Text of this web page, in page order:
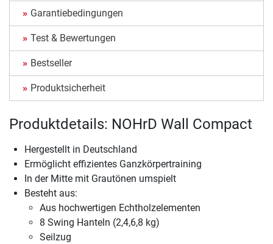
Garantiebedingungen
Test & Bewertungen
Bestseller
Produktsicherheit
Produktdetails: NOHrD Wall Compact
Hergestellt in Deutschland
Ermöglicht effizientes Ganzkörpertraining
In der Mitte mit Grautönen umspielt
Besteht aus:
Aus hochwertigen Echtholzelementen
8 Swing Hanteln (2,4,6,8 kg)
Seilzug